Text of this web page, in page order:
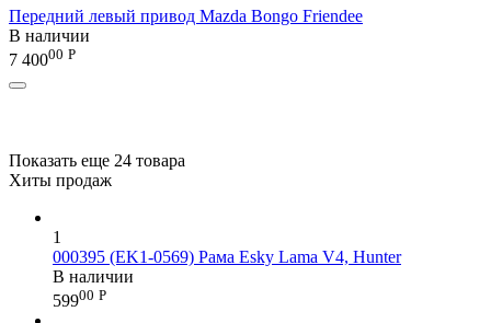
Передний левый привод Mazda Bongo Friendee
В наличии
7 40000 Р
Показать еще 24 товара
Хиты продаж
1
000395 (EK1-0569) Рама Esky Lama V4, Hunter
В наличии
59900 Р